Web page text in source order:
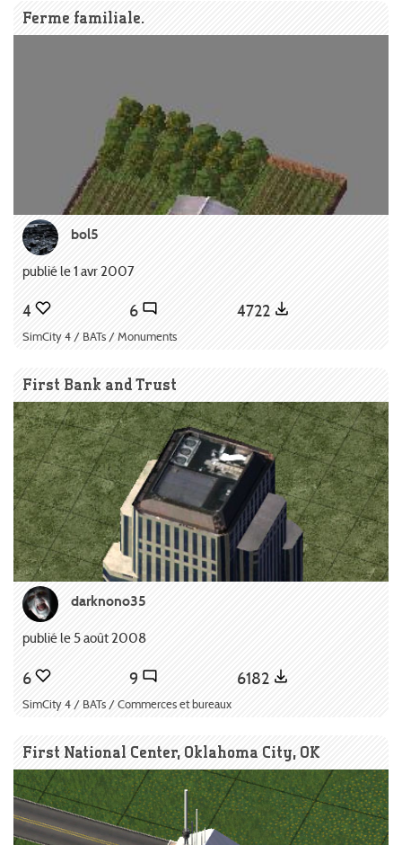
Ferme familiale.
bol5
publié le 1 avr 2007
4 6 4722
SimCity 4 / BATs / Monuments
First Bank and Trust
darknono35
publié le 5 août 2008
6 9 6182
SimCity 4 / BATs / Commerces et bureaux
First National Center, Oklahoma City, OK